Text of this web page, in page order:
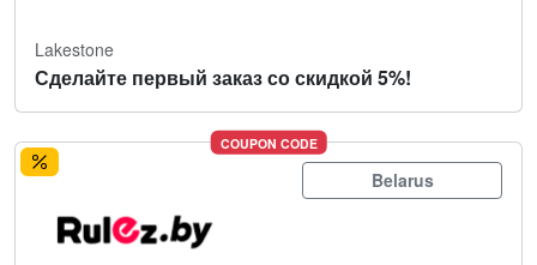
Lakestone
Сделайте первый заказ со скидкой 5%!
COUPON CODE
Belarus